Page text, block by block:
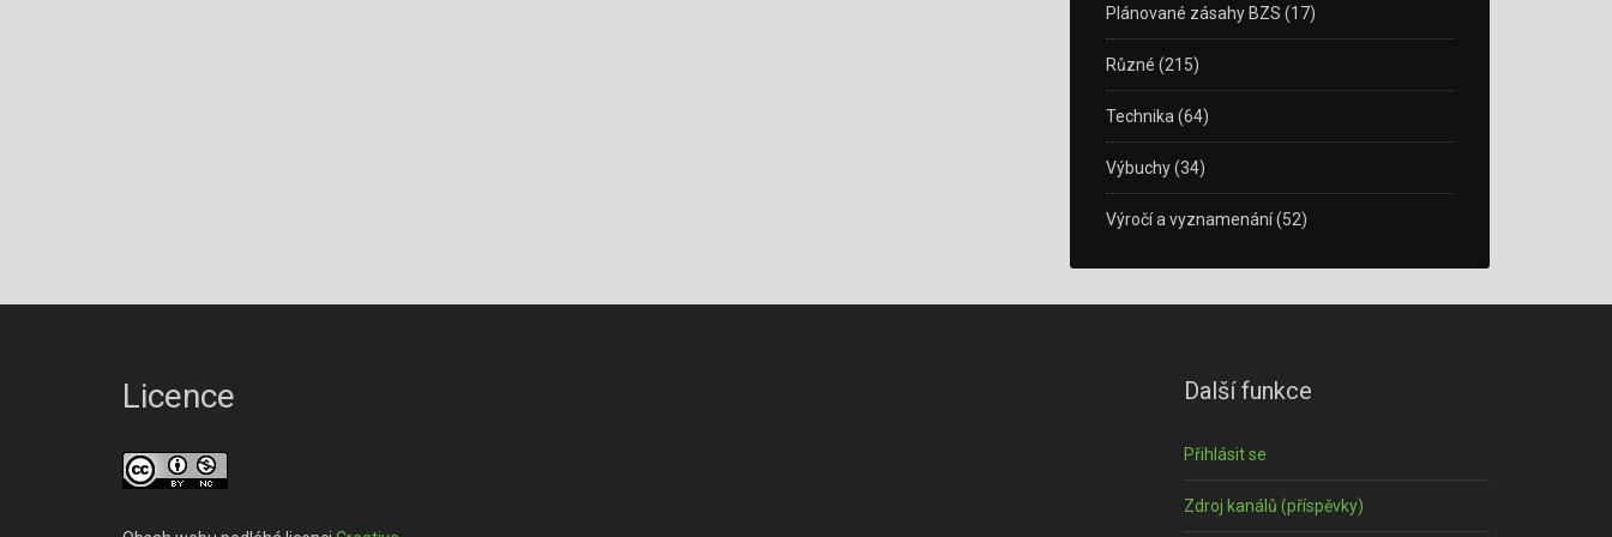
Plánované zásahy BZS (17)
Různé (215)
Technika (64)
Výbuchy(34)
Výročí a vyznamenání(52)
Licence Další funkce
Přihlásit se
Zdroj kanálů (příspěvky)